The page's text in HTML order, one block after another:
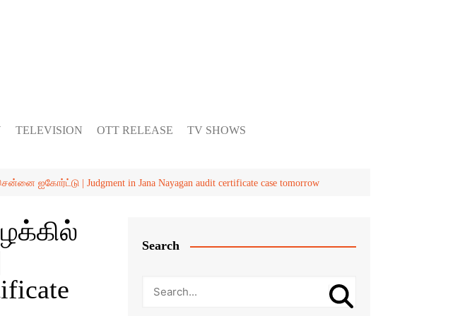
TELEVISION OTT RELEASE TV SHOWS
ஐகோர்ட்டு | Judgment in Jana Nayagan audit certificate case tomorrow
Search